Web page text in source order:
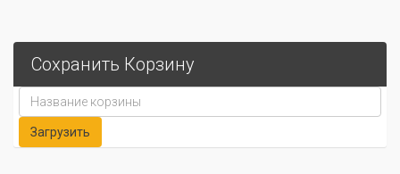
Сохранить Корзину